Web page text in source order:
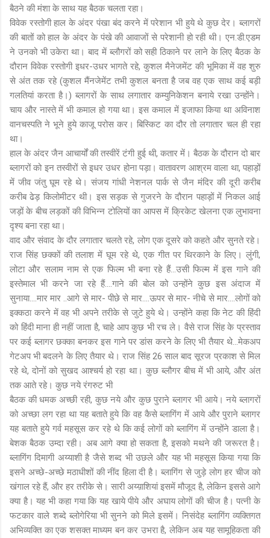
बैठने की मंशा के साथ यह बैठक चलता रहा।
विवेक रस्तोगी हाल के अंदर पंखा बंद करने में परेशान भी हुये थे कुछ देर। ब्लागरों
की बातों को हाल के अंदर के पंखे की आवाजों से परेशानी हो रही थी। एन.डी.एडम
ने उनको भी उकेरा था। बाद में ब्लौगरों को सही ठिकाने पर लाने के लिए बैठक के
दौरान विवेक रस्तोगी इधर-उधर भागते रहे, कुशल मैनेजमेंट की भूमिका में वह शुरु
से अंत तक रहे (कुशल मैंनजेमेंट तभी कुशल बनता है जब वह एक साथ कई बड़ी
गलतियां करता है।) ब्लागरों के साथ लगातार कम्युनिकेशन बनाये रखा उन्होंने।
चाय और नास्ते में भी कमाल हो गया था। इस कमाल में इजाफा किया था अविनाश
वानचस्पति ने भूने हुये काजू परोस कर। बिस्किट का दौर तो लगातार चल ही रहा
था।
हाल के अंदर जैन आचार्यों की तस्वीरें टंगी हुई थी, कतार में। बैठक के दौरान दो बार
ब्लागरों को इन तस्वीरों से इधर उधर होना पड़ा। वातावरण आश्रम वाला था, पहाड़ों
में जीव जंतु घूम रहे थे। संजय गांधी नेशनल पार्क से जैन मंदिर की दूरी करीब
करीब ढेड़ किलोमीटर थी। इस सड़क से गुजरने के दौरान पहाड़ों में निकल आई
जड़ों के बीच लड़कों की विभिन्न टोलियों का आपस में क्रिकेट खेलना एक लुभावना
दृश्य बना रहा था।
वाद और संवाद के दौर लगातार चलते रहे, लोग एक दूसरे को कहते और सुनते रहे।
राज सिंह छक्कों की तलाश में घूम रहे थे, एक गीत पर थिरकाने के लिए। लुंगी,
लोटा और सलाम नाम से एक फिल्म भी बना रहे हैं...उसी फिल्म में इस गाने की
इस्तेमाल भी करने जा रहे हैं....गाने की बोल को उन्होंने कुछ इस अंदाज में
सुनाया....मार मार ..आगे से मार- पीछे से मार....ऊपर से मार- नीचे से मार....लोगों को
इक्कठा करने में वह भी अपने तरीके से जुटे हुये थे। उन्होंने कहा कि नेट की हिंदी
को हिंदी माना ही नहीं जाता है, चाहे आप कुछ भी रच ले। वैसे राज सिंह के प्रस्ताव
पर कई ब्लागर छक्का बनकर इस गाने पर डांस करने के लिए भी तैयार थे...मेकअप
गेटअप भी बदलने के लिए तैयार थे। राज सिंह 26 साल बाद सूरज प्रकाश से मिल
रहे थे, दोनों को सुखद आश्चर्य हो रहा था। कुछ ब्लौगर बीच में भी आये, और अंत
तक आते रहे। कुछ नये रंगरुट भी
बैठक की धमक अच्छी रही, कुछ नये और कुछ पुराने ब्लागर भी आये। नये ब्लागरों
को अच्छा लग रहा था यह बताते हुये कि वह कैसे ब्लागिंग में आये और पुराने ब्लागर
यह बताते हुये गर्व महसूस कर रहे थे कि कई लोगों को ब्लागिंग में उन्होंने डाला है।
बेशक बैठक उम्दा रही। अब आगे क्या हो सकता है, इसको मथने की जरूरत है।
ब्लागिंग दिमागी अय्याशी है जैसे शब्द भी उछले और यह भी महसूस किया गया कि
इसने अच्छे-अच्छे मठाधीशों की नींद हिला दी है। ब्लागिंग से जुड़े लोग हर चीज को
खंगाल रहे हैं, और हर तरीके से। सारी अय्य़ाशियां इसमें मौजूद है, लेकिन इससे आगे
क्या है। यह भी कहा गया कि यह खाये पीये और अघाय लोगों की चीज है। पत्नी के
फटकार वाले शब्दे ब्लोगेरिया भी सुनने को मिले इसमें। निसंदेह ब्लागिंग व्यक्तिगत
अभिव्यक्ति का एक शसक्त माध्यम बन कर उभरा है, लेकिन अब यह सामूहिकता की